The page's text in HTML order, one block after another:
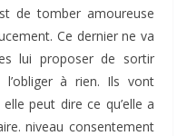
de tomber amoureuse
Ce dernier ne va
lui proposer de sortir
à rien. Ils vont
peut dire ce qu’elle a
niveau consentement